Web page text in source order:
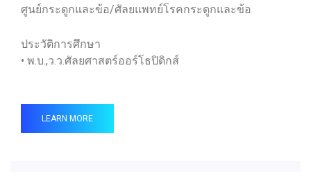
ศูนย์กระดูกและข้อ/ศัลยแพทย์โรคกระดูกและข้อ
ประวัติการศึกษา
• พ.บ.,ว.ว.ศัลยศาสตร์ออร์โธปิดิกส์
LEARN MORE